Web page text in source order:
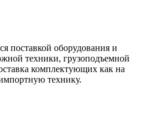
поставкой оборудования и
техники, грузоподъемной
комплектующих как на
технику.